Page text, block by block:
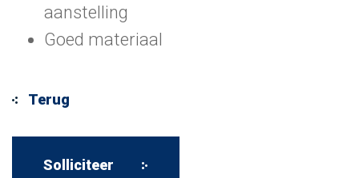
aanstelling
Goed materiaal